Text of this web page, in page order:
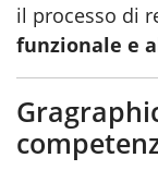
il processo di
funzionale e